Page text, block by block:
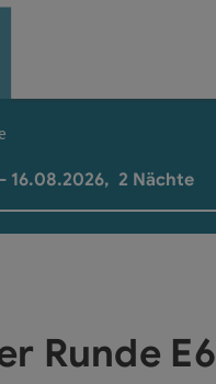
- 16.08.2026, 2 Nächte
Runde E6